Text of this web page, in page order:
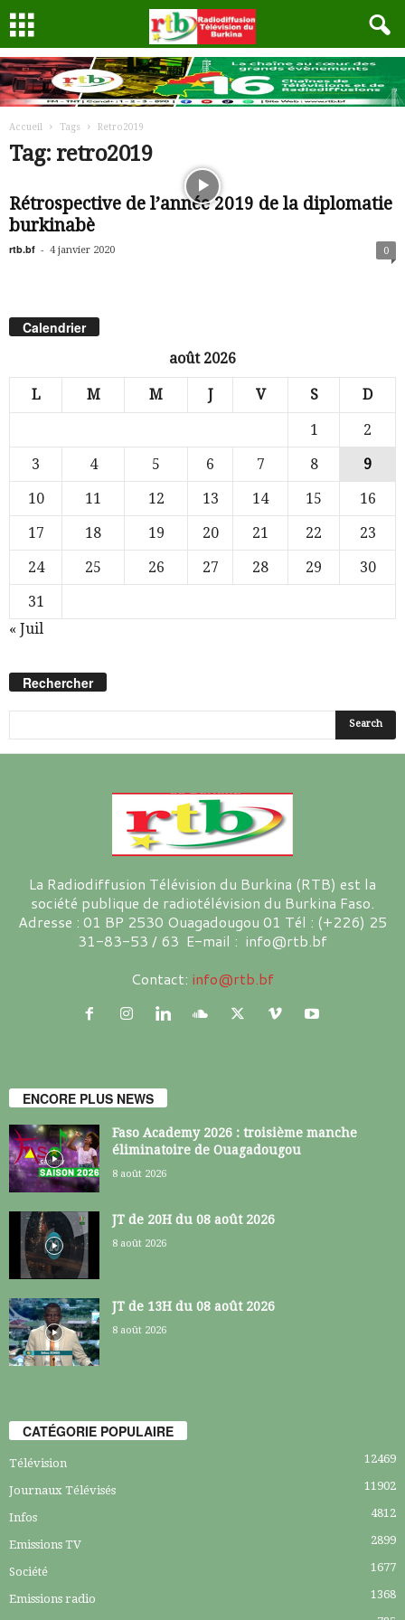
Accueil Tags Retro2019
Tag: retro2019
Rétrospective de l’année 2019 de la diplomatie
burkinabè
rtb.bf - 4 janvier 2020 0
Calendrier
août 2026
L M M J V S D
1
2
3
4 5 6 7 8
9
10
11 12 13 14 15
16
17
18 19 20 21 22
23
24
25 26 27 28 29
30
31
« Juil
Rechercher
La Radiodiffusion Télévision du Burkina (RTB) est la
société publique de radiotélévision du Burkina Faso.
Adresse : 01 BP 2530 Ouagadougou 01 Tél : (+226) 25
31-83-53 / 63 E-mail : info@rtb.bf
Contact: info@rtb.bf
ENCORE PLUS NEWS
Faso Academy 2026 : troisième manche
éliminatoire de Ouagadougou
8 août 2026
JT de 20H du 08 août 2026
8 août 2026
JT de 13H du 08 août 2026
8 août 2026
CATÉGORIE POPULAIRE
Télévision 12469
Journaux Télévisés 11902
Infos 4812
Emissions TV 2899
Société 1677
Emissions radio 1368